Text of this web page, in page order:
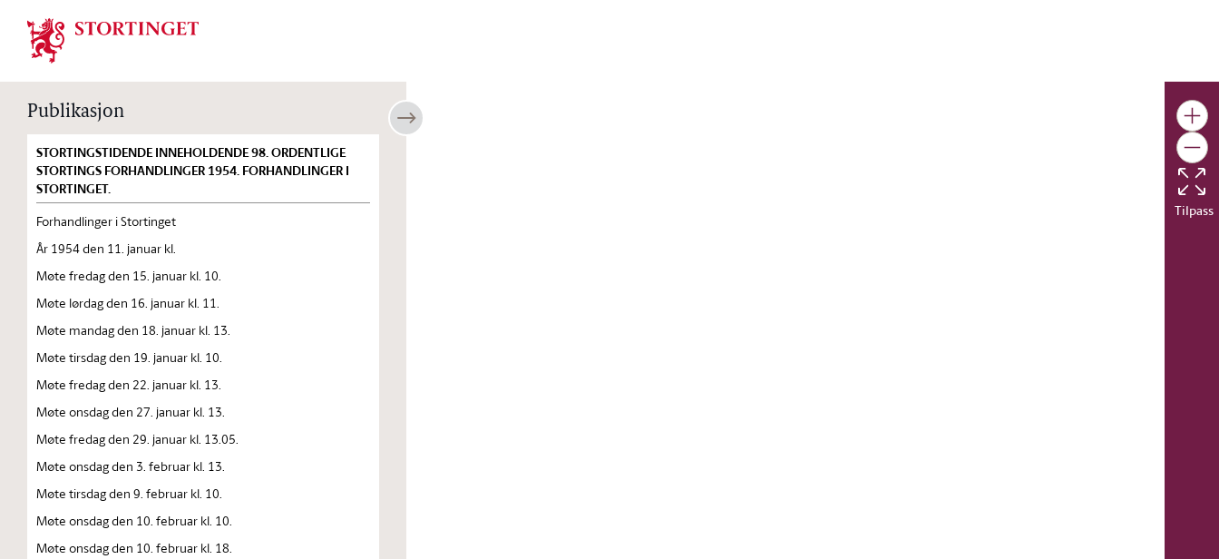
Stortinget.no
Publikasjon
STORTINGSTIDENDE INNEHOLDENDE 98. ORDENTLIGE
STORTINGS FORHANDLINGER 1954. FORHANDLINGER I
STORTINGET.
Forhandlinger i Stortinget
År 1954 den 11. januar kl.
Møte fredag den 15. januar kl. 10.
Møte lørdag den 16. januar kl. 11.
Møte mandag den 18. januar kl. 13.
Møte tirsdag den 19. januar kl. 10.
Møte fredag den 22. januar kl. 13.
Møte onsdag den 27. januar kl. 13.
Møte fredag den 29. januar kl. 13.05.
Møte onsdag den 3. februar kl. 13.
Møte tirsdag den 9. februar kl. 10.
Møte onsdag den 10. februar kl. 10.
Møte onsdag den 10. februar kl. 18.